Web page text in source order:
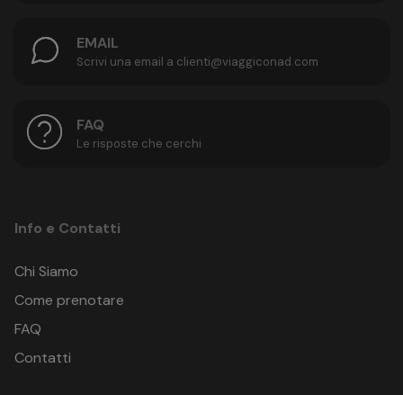
EMAIL
Scrivi una email a clienti@viaggiconad.com
FAQ
Le risposte che cerchi
Info e Contatti
Chi Siamo
Come prenotare
FAQ
Contatti